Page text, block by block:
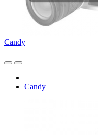
Candy
Candy